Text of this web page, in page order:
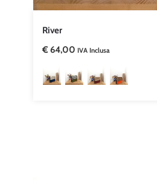
River
€ 64,00 IVA Inclusa